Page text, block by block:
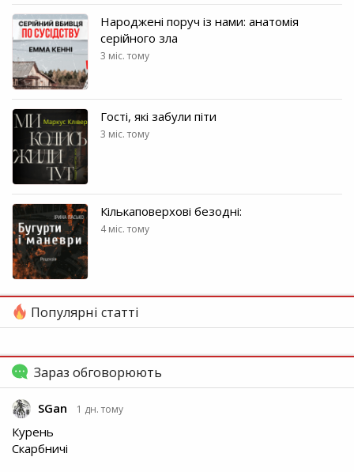
Народжені поруч із нами: анатомія
серійного зла
3 міс. тому
Гості, які забули піти
3 міс. тому
Кількаповерхові безодні:
4 міс. тому
Популярні статті
Зараз обговорюють
SGan 1 дн. тому
Курень
Скарбничі